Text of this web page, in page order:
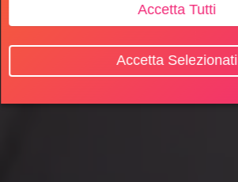
Accetta Tutti
Accetta Selezionati